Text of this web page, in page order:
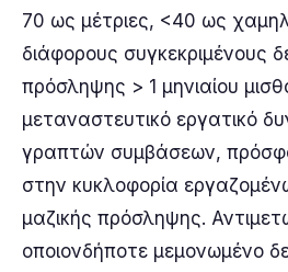
70 ως μέτριες, <40 ως
διάφορους συγκεκριμένους
πρόσληψης > 1 μηνιαίου
μεταναστευτικό εργατικό
γραπτών συμβάσεων,
στην κυκλοφορία
μαζικής πρόσληψης.
οποιονδήποτε μεμονωμένο